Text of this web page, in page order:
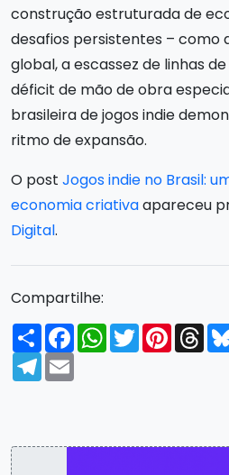
construção estruturada de
desafios persistentes –
global, a escassez de linhas
déficit de mão de obra
brasileira de jogos indie
ritmo de expansão.
O post Jogos indie no Brasil:
economia criativaapareceu
Digital.
Compartilhe:
Compartilhar
FacebookWhatsApp
Twitter
Telegram
Email